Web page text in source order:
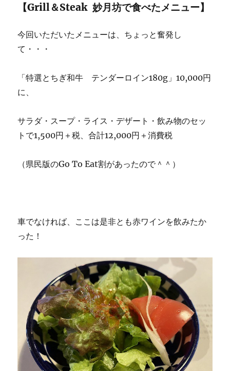
【Grill＆Steak 妙月坊で食べたメニュー】
今回いただいたメニューは、ちょっと奮発し
て・・・
「特選とちぎ和牛 テンダーロイン180g」10,000円
に、
サラダ・スープ・ライス・デザート・飲み物のセッ
トで1,500円＋税、合計12,000円＋消費税
（県民版のGo To Eat割があったので＾＾）
車でなければ、ここは是非とも赤ワインを飲みたか
った！